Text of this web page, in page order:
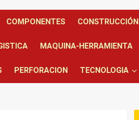
COMPONENTES CONSTRUCCIÓN
MAQUINA-HERRAMIENTA
PERFORACION TECNOLOGIA